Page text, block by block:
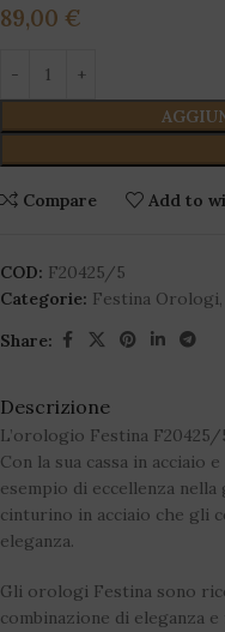
89,00 €
Compare Add to
COD: F20425/5
Categorie: Festina Orologi,
Share:
Descrizione
L’orologio Festina
Con la sua cassa in
esempio di eccellenza
cinturino in acciaio che gli
eleganza.
Gli orologi Festina sono
combinazione di eleganza